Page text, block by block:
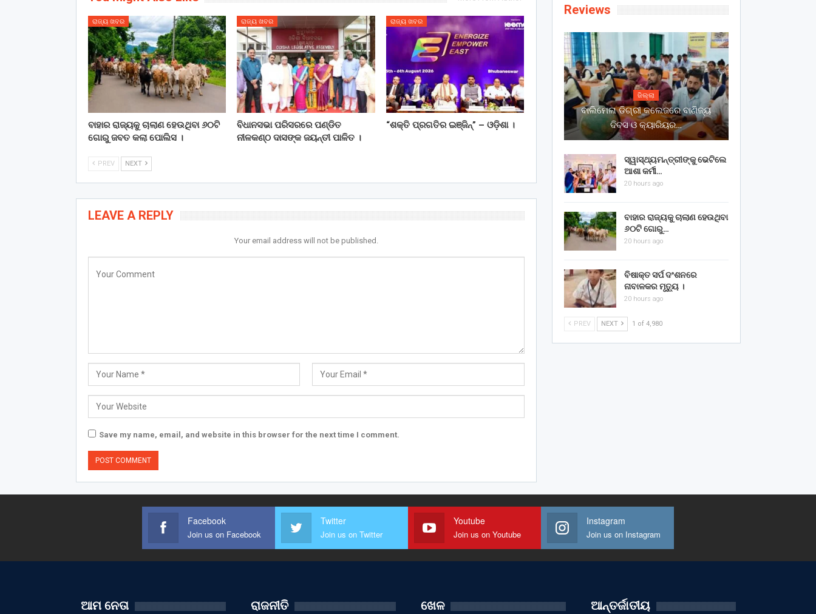
ରାଜ୍ୟ ଖବର
ବାହାର ରାଜ୍ୟକୁ ଚାଲାଣ ହେଉଥିବା ୬୦ଟି
ଗୋରୁ ଜବତ କଲା ପୋଲିସ ।
ରାଜ୍ୟ ଖବର
ବିଧାନସଭା ପରିସରରେ ପଣ୍ଡିତ
ନୀଳକଣ୍ଠ ଦାସଙ୍କ ଜୟନ୍ତୀ ପାଳିତ ।
ରାଜ୍ୟ ଖବର
“ଶକ୍ତି ପ୍ରଗତିର ଇଞ୍ଜିନ୍” – ଓଡ଼ିଶା ।
PREV NEXT
LEAVE A REPLY
Your email address will not be published.
Save my name, email, and website in this browser for the next time I comment.
Reviews
ଜିଲ୍ଲା
ବାଲିମେଳା ଡିଗ୍ରୀ କଲେଜରେ ବାଣିଜ୍ୟ
ଦିବସ ଓ କ୍ୟାରିୟର…
ସ୍ୱାସ୍ଥ୍ୟମନ୍ତ୍ରୀଙ୍କୁ ଭେଟିଲେ
ଆଶା କର୍ମୀ…
20 hours ago
ବାହାର ରାଜ୍ୟକୁ ଚାଲାଣ ହେଉଥିବା
୬୦ଟି ଗୋରୁ…
20 hours ago
ବିଷାକ୍ତ ସର୍ପ ଦଂଶନରେ
ନାବାଳକର ମୃତ୍ୟୁ ।
20 hours ago
PREV NEXT 1 of 4,980
Facebook
Join us on Facebook
Twitter
Join us on Twitter
Youtube
Join us on Youtube
Instagram
Join us on Instagram
ଆମ ନେତା ରାଜନୀତି ଖେଳ ଆନ୍ତର୍ଜାତୀୟ